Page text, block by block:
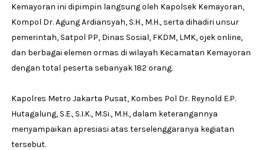
Kemayoran ini dipimpin langsung oleh Kapolsek Kemayoran,
Kompol Dr. Agung Ardiansyah, S.H., M.H., serta dihadiri unsur
pemerintah, Satpol PP, Dinas Sosial, FKDM, LMK, ojek online,
dan berbagai elemen ormas di wilayah Kecamatan Kemayoran
dengan total peserta sebanyak 182 orang.
Kapolres Metro Jakarta Pusat, Kombes Pol Dr. Reynold E.P.
Hutagalung, S.E., S.I.K., M.Si., M.H., dalam keterangannya
menyampaikan apresiasi atas terselenggaranya kegiatan
tersebut.